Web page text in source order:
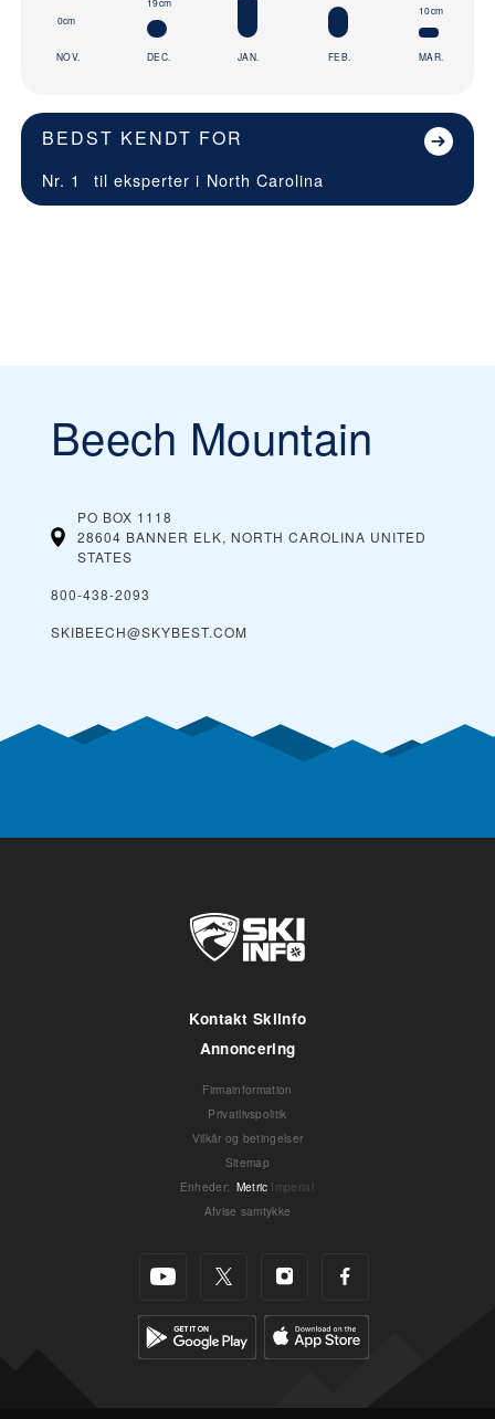
0cm
NOV. DEC. JAN. FEB.
10cm
MAR.
BEDST KENDT FOR
Nr. 1 til eksperter i North Carolina
Beech Mountain
PO BOX 1118
28604 BANNER ELK, NORTH CAROLINA UNITED
STATES
800-438-2093
SKIBEECH@SKYBEST.COM
Kontakt Skiinfo
Annoncering
Firmainformation
Privatlivspolitik
Vilkår og betingelser
Sitemap
Enheder: Metric Imperial
Afvise samtykke